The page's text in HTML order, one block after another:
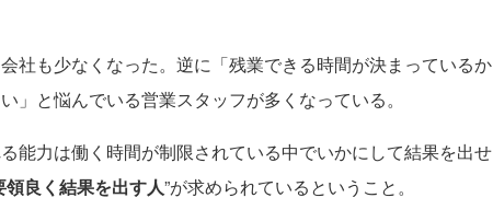
社も少なくなった。逆に「残業できる時間が決まっているか
」と悩んでいる営業スタッフが多くなっている。
能力は働く時間が制限されている中でいかにして結果を出せ
領良く結果を出す人”が求められているということ。